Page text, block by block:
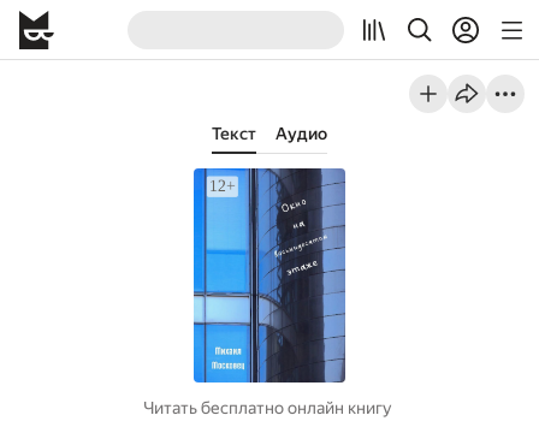
Текст Аудио
Читать бесплатно онлайн книгу